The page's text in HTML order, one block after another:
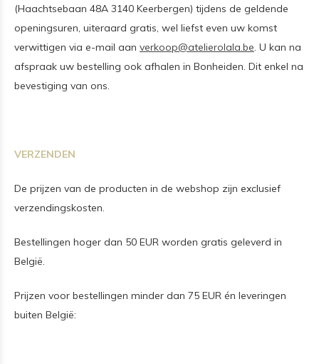
(Haachtsebaan 48A 3140 Keerbergen) tijdens de geldende
openingsuren, uiteraard gratis, wel liefst even uw komst
verwittigen via e-mail aan verkoop@atelierolala.be. U kan na
afspraak uw bestelling ook afhalen in Bonheiden. Dit enkel na
bevestiging van ons.
VERZENDEN
De prijzen van de producten in de webshop zijn exclusief
verzendingskosten.
Bestellingen hoger dan 50 EUR worden gratis geleverd in
België.
Prijzen voor bestellingen minder dan 75 EUR én leveringen
buiten België: